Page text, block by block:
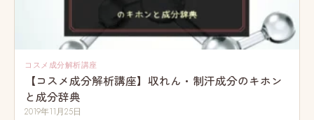
コスメ成分解析講座
【コスメ成分解析講座】収れん・制汗成分のキホン
と成分辞典
2019年11月25日